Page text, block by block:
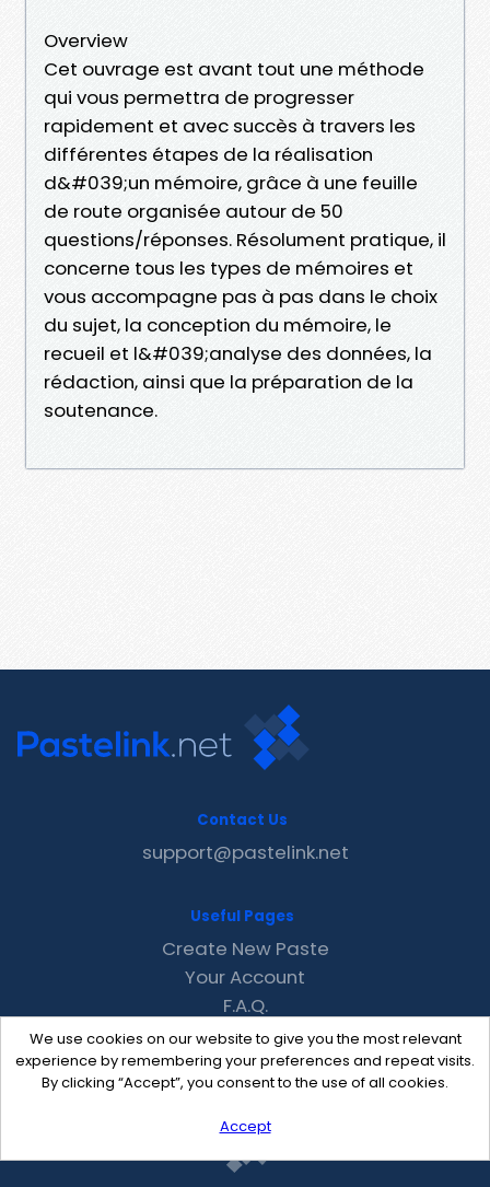
Overview
Cet ouvrage est avant tout une méthode
qui vous permettra de progresser
rapidement et avec succès à travers les
différentes étapes de la réalisation
d&#039;un mémoire, grâce à une feuille
de route organisée autour de 50
questions/réponses. Résolument pratique, il
concerne tous les types de mémoires et
vous accompagne pas à pas dans le choix
du sujet, la conception du mémoire, le
recueil et l&#039;analyse des données, la
rédaction, ainsi que la préparation de la
soutenance.
We use cookies on our website to give you the most relevant
experience by remembering your preferences and repeat visits.
By clicking “Accept”, you consent to the use of all cookies.
Accept
Contact Us
support@pastelink.net
Useful Pages
Create New Paste
Your Account
F.A.Q.
Recent
Contact